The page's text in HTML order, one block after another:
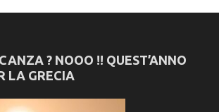
? NOOO !! QUEST’ANNO
LA GRECIA